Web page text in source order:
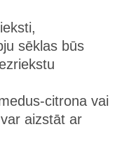
sēklas būs
citrona vai
aizstāt ar